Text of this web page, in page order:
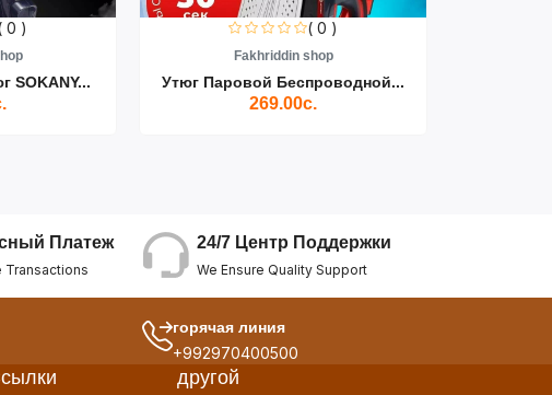
0 )
SOKANY...
( 0 )
Fakhriddin shop
Утюг Паровой Беспроводной...
269.00с.
Платеж
Transactions
24/7 Центр Поддержки
We Ensure Quality Support
горячая линия
+992970400500
другой